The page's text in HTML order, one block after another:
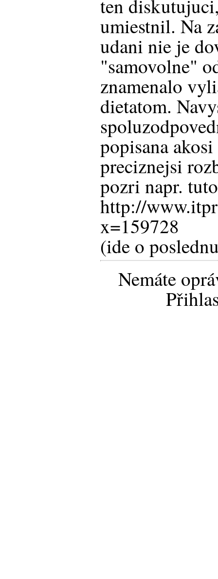
ten
umiestnil. Na
udani nie je
"samovolne"
znamenalo
dietatom.
popisana
preciznejsi
pozri napr.
http://
x=159728
(ide o
Nemáte